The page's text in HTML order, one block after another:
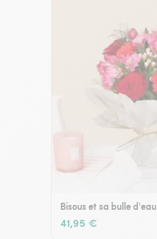
Bisous et sa bulle d'eau
41,95 €